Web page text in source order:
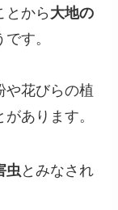
とから 大地の
す。
や花びらの植
あります。
虫とみなされ